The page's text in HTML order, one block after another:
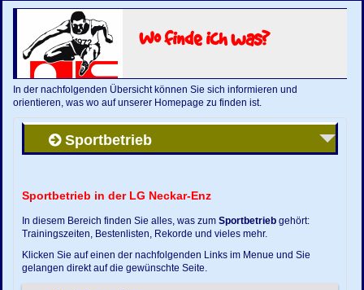
Wo finde ich was?
In der nachfolgenden Übersicht können Sie sich informieren und
orientieren, was wo auf unserer Homepage zu finden ist.
Sportbetrieb
Sportbetrieb in der LG Neckar-Enz
In diesem Bereich finden Sie alles, was zumSportbetrieb gehört:
Trainingszeiten, Bestenlisten, Rekorde und vieles mehr.
Klicken Sie auf einen der nachfolgenden Links im Menue und Sie
gelangen direkt auf die gewünschte Seite.